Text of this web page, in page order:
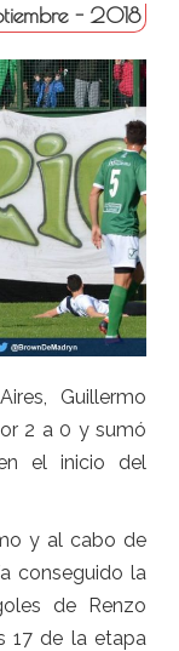
- 2018
Guillermo
2 a 0 y sumó
el inicio del
y al cabo de
conseguido la
de Renzo
17 de la etapa